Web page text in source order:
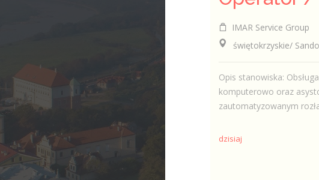
IMAR Service Group
świętokrzyskie/
Opis stanowiska:
komputerowo oraz
zautomatyzowanym
dzisiaj